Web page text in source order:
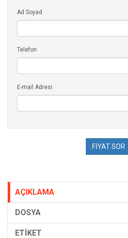
Ad Soyad
Telefon
E-mail Adresi
AÇIKLAMA
DOSYA
ETİKET